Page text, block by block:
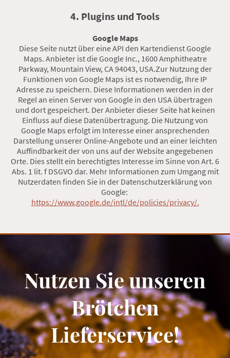
4. Plugins und Tools
Google Maps
Diese Seite nutzt über eine API den Kartendienst Google
Maps. Anbieter ist die Google Inc., 1600 Amphitheatre
Parkway, Mountain View, CA 94043, USA.Zur Nutzung der
Funktionen von Google Maps ist es notwendig, Ihre IP
Adresse zu speichern. Diese Informationen werden in der
Regel an einen Server von Google in den USA übertragen
und dort gespeichert. Der Anbieter dieser Seite hat keinen
Einfluss auf diese Datenübertragung. Die Nutzung von
Google Maps erfolgt im Interesse einer ansprechenden
Darstellung unserer Online-Angebote und an einer leichten
Auffindbarkeit der von uns auf der Website angegebenen
Orte. Dies stellt ein berechtigtes Interesse im Sinne von Art. 6
Abs. 1 lit. f DSGVO dar. Mehr Informationen zum Umgang mit
Nutzerdaten finden Sie in der Datenschutzerklärung von
Google:
https://www.google.de/intl/de/policies/privacy/.
Nutzen Sie unseren
Brötchen
Lieferservice!